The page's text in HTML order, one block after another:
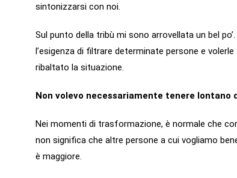
sintonizzarsi con noi.
Sul punto della tribù mi sono arrovellata un bel
l’esigenza di filtrare determinate persone e
ribaltato la situazione.
Non volevo necessariamente tenere
Nei momenti di trasformazione, è normale che
non significa che altre persone a cui vogliamo
è maggiore.